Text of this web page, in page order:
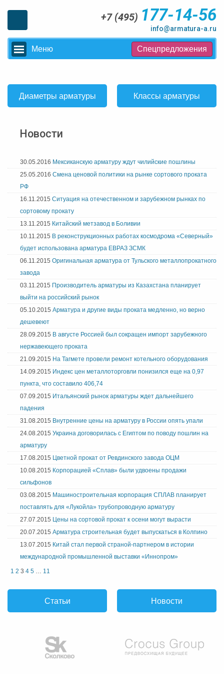
+7 (495) 177-14-56
info@armatura-a.ru
Меню Спецпредложения
Диаметры арматуры Классы арматуры
Новости
30.05.2016 Мексиканскую арматуру ждут чилийские пошлины
25.05.2016 Смена ценовой политики на рынке сортового проката
РФ
16.11.2015 Ситуация на отечественном и зарубежном рынках по
сортовому прокату
13.11.2015 Китайский метзавод в Боливии
10.11.2015 В реконструкционных работах космодрома «Северный»
будет использована арматура ЕВРАЗ ЗСМК
06.11.2015 Оригинальная арматура от Тульского металлопрокатного
завода
03.11.2015 Производитель арматуры из Казахстана планирует
выйти на российский рынок
05.10.2015 Арматура и другие виды проката медленно, но верно
дешевеют
28.09.2015 В августе Россией был сокращен импорт зарубежного
нержавеющего проката
21.09.2015 На Тагмете провели ремонт котельного оборудования
14.09.2015 Индекс цен металлоторговли понизился еще на 0,97
пункта, что составило 406,74
07.09.2015 Итальянский рынок арматуры ждет дальнейшего
падения
31.08.2015 Внутренние цены на арматуру в России опять упали
24.08.2015 Украина договорилась с Египтом по поводу пошлин на
арматуру
17.08.2015 Цветной прокат от Ревдинского завода ОЦМ
10.08.2015 Корпорацией «Сплав» были удвоены продажи
сильфонов
03.08.2015 Машиностроительная корпорация СПЛАВ планирует
поставлять для «Лукойла» трубопроводную арматуру
27.07.2015 Цены на сортовой прокат к осени могут вырасти
20.07.2015 Арматура строительная будет выпускаться в Колпино
13.07.2015 Китай стал первой страной-партнером в истории
международной промышленной выставки «Иннопром»
1 2 3 4 5 … 11
Статьи Новости